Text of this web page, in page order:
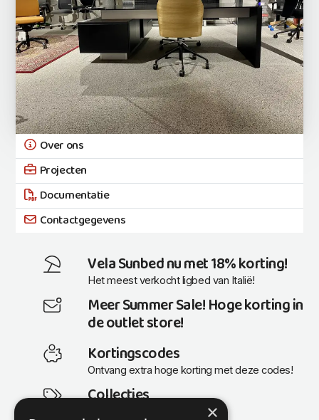
Over ons
Projecten
Documentatie
Contactgegevens
Vela Sunbed nu met 18% korting!
Het meest verkocht ligbed van Italië!
Meer Summer Sale! Hoge korting in
de outlet store!
Kortingscodes
Ontvang extra hoge korting met deze codes!
Collecties
Actuele en populaire collecties
×